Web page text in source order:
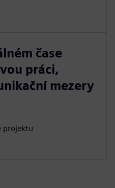
čase
práci,
mezery
projektu